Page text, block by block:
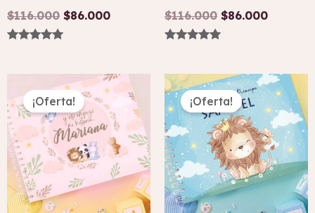
$116.000 $86.000 $116.000 $86.000
de 5
¡Oferta!precio
original
era:
$116.000.
El
precio
actual
es:
$86.000.
¡Oferta!
El
precio
original
era:
$116.000.
El
precio
actual
es: